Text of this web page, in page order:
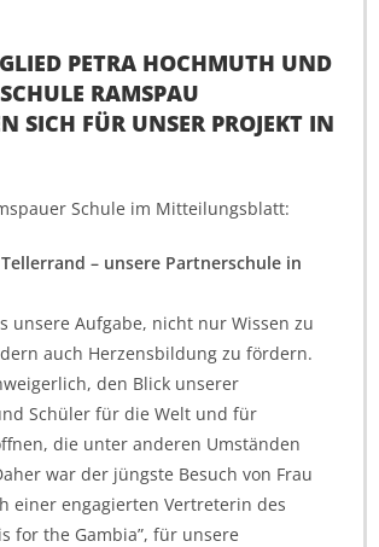
PETRA HOCHMUTH UND
RAMSPAU
SICH FÜR UNSER PROJEKT IN
Schule im Mitteilungsblatt:
– unsere Partnerschule in
unsere Aufgabe, nicht nur Wissen zu
auch Herzensbildung zu fördern.
den Blick unserer
Schüler für die Welt und für
die unter anderen Umständen
war der jüngste Besuch von Frau
einer engagierten Vertreterin des
for the Gambia”, für unsere